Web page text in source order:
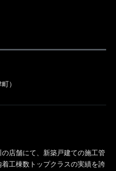
）
店舗にて、新築戸建ての施工管
工棟数トップクラスの実績を誇